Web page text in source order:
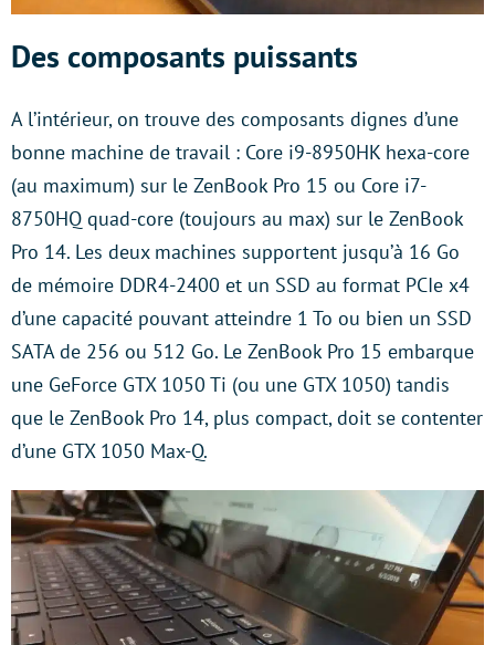
Des composants puissants
A l’intérieur, on trouve des composants dignes d’une
bonne machine de travail : Core i9-8950HK hexa-core
(au maximum) sur le ZenBook Pro 15 ou Core i7-
8750HQ quad-core (toujours au max) sur le ZenBook
Pro 14. Les deux machines supportent jusqu’à 16 Go
de mémoire DDR4-2400 et un SSD au format PCIe x4
d’une capacité pouvant atteindre 1 To ou bien un SSD
SATA de 256 ou 512 Go. Le ZenBook Pro 15 embarque
une GeForce GTX 1050 Ti (ou une GTX 1050) tandis
que le ZenBook Pro 14, plus compact, doit se contenter
d’une GTX 1050 Max-Q.